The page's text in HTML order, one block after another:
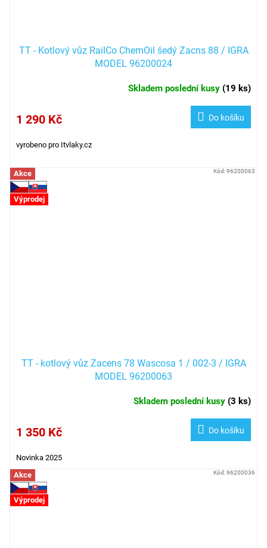
TT - Kotlový vůz RailCo ChemOil šedý Zacns 88 / IGRA
MODEL 96200024
Skladem poslední kusy (19 ks)
1 290 Kč Do košíku
vyrobeno pro Itvlaky.cz
Akce
Výprodej
TT - kotlový vůz Zacens 78 Wascosa 1 / 002-3 / IGRA
MODEL 96200063
Skladem poslední kusy (3 ks)
1 350 Kč Do košíku
Novinka 2025
Kód:96200063
Akce
Výprodej
Kód:96200036